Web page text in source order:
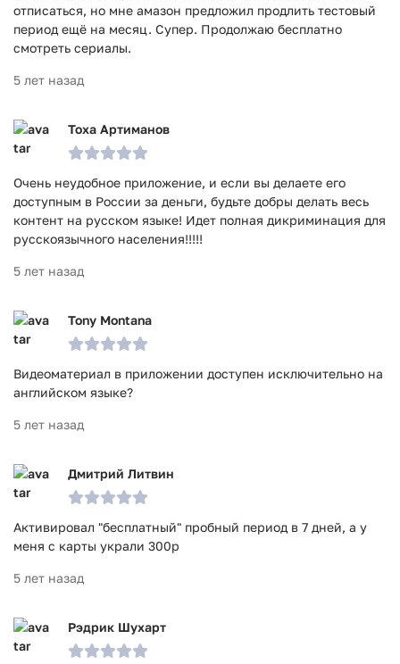
отписаться, но мне амазон предложил продлить тестовый
период ещё на месяц. Супер. Продолжаю бесплатно
смотреть сериалы.
5 лет назад
Тоха Артиманов
Очень неудобное приложение, и если вы делаете его
доступным в России за деньги, будьте добры делать весь
контент на русском языке! Идет полная дикриминация для
русскоязычного населения!!!!!
5 лет назад
Tony Montana
Видеоматериал в приложении доступен исключительно на
английском языке?
5 лет назад
Дмитрий Литвин
Активировал "бесплатный" пробный период в 7 дней, а у
меня с карты украли 300р
5 лет назад
Рэдрик Шухарт